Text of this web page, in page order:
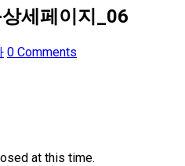
세페이지_06
0 Comments
at this time.